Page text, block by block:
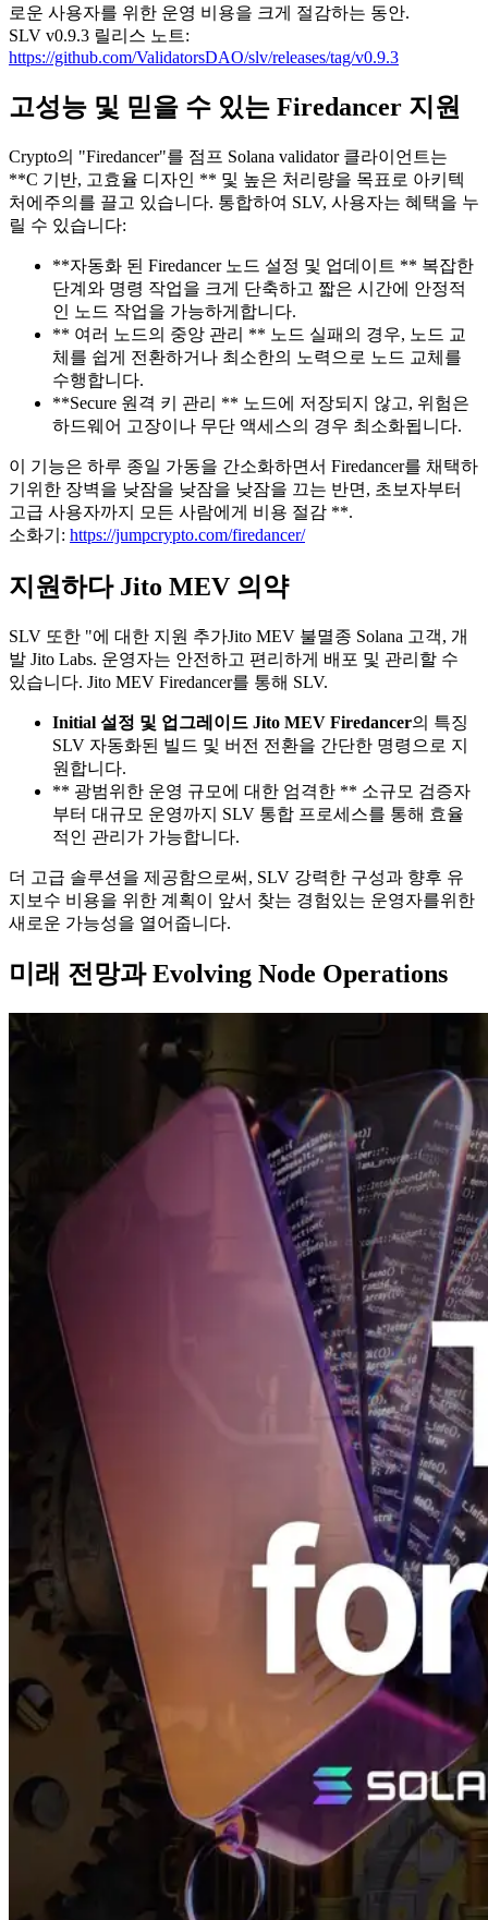
로운 사용자를 위한 운영 비용을 크게 절감하는 동안.
SLV v0.9.3 릴리스 노트:
https://github.com/ValidatorsDAO/slv/releases/tag/v0.9.3
고성능 및 믿을 수 있는 Firedancer 지원
Crypto의 "Firedancer"를 점프 Solana validator 클라이언트는
**C 기반, 고효율 디자인 ** 및 높은 처리량을 목표로 아키텍
처에주의를 끌고 있습니다. 통합하여 SLV, 사용자는 혜택을 누
릴 수 있습니다:
**자동화 된 Firedancer 노드 설정 및 업데이트 ** 복잡한
단계와 명령 작업을 크게 단축하고 짧은 시간에 안정적
인 노드 작업을 가능하게합니다.
** 여러 노드의 중앙 관리 ** 노드 실패의 경우, 노드 교
체를 쉽게 전환하거나 최소한의 노력으로 노드 교체를
수행합니다.
**Secure 원격 키 관리 ** 노드에 저장되지 않고, 위험은
하드웨어 고장이나 무단 액세스의 경우 최소화됩니다.
이 기능은 하루 종일 가동을 간소화하면서 Firedancer를 채택하
기위한 장벽을 낮잠을 낮잠을 낮잠을 끄는 반면, 초보자부터
고급 사용자까지 모든 사람에게 비용 절감 **.
소화기: https://jumpcrypto.com/firedancer/
지원하다 Jito MEV 의약
SLV 또한 "에 대한 지원 추가Jito MEV 불멸종 Solana 고객, 개
발 Jito Labs. 운영자는 안전하고 편리하게 배포 및 관리할 수
있습니다. Jito MEV Firedancer를 통해 SLV.
Initial 설정 및 업그레이드 Jito MEV Firedancer의 특징
SLV 자동화된 빌드 및 버전 전환을 간단한 명령으로 지
원합니다.
** 광범위한 운영 규모에 대한 엄격한 ** 소규모 검증자
부터 대규모 운영까지 SLV 통합 프로세스를 통해 효율
적인 관리가 가능합니다.
더 고급 솔루션을 제공함으로써, SLV 강력한 구성과 향후 유
지보수 비용을 위한 계획이 앞서 찾는 경험있는 운영자를위한
새로운 가능성을 열어줍니다.
미래 전망과 Evolving Node Operations